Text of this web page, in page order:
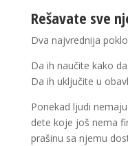
Rešavate sve
Dva najvrednija
Da ih naučite kako
Da ih uključite u
Ponekad ljudi
dete koje još nema
prašinu sa njemu